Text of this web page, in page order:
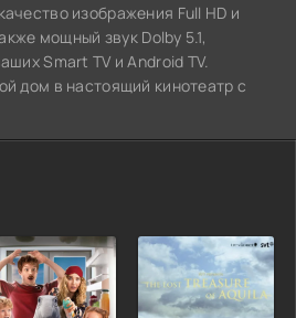
изображения Full HD и
мощный звук Dolby 5.1,
Smart TV и Android TV.
дом в настоящий кинотеатр с